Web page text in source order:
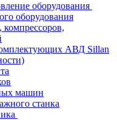
оборудования
оборудования
компрессоров,
АВД Sillan
машин
станка